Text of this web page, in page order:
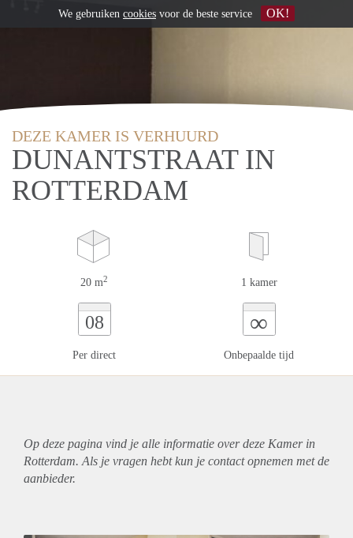
DEZE KAMER IS VERHUURD
DUNANTSTRAAT IN
ROTTERDAM
20 m2 1 kamer
08
Per direct
∞
Onbepaalde tijd
Op deze pagina vind je alle informatie over deze Kamer in
Rotterdam. Als je vragen hebt kun je contact opnemen met de
aanbieder.
We gebruiken cookies voor de beste service OK!